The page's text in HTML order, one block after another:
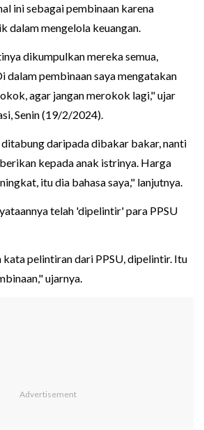
ini sebagai pembinaan karena
dalam mengelola keuangan.
dikumpulkan mereka semua,
dalam pembinaan saya mengatakan
agar jangan merokok lagi," ujar
Senin (19/2/2024).
daripada dibakar bakar, nanti
kepada anak istrinya. Harga
itu dia bahasa saya," lanjutnya.
telah 'dipelintir' para PPSU
pelintiran dari PPSU, dipelintir. Itu
ujarnya.